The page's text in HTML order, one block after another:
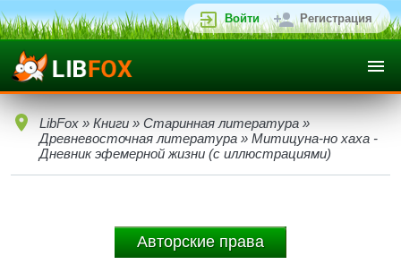
Войти Регистрация
LibFox » Книги » Старинная литература »
Древневосточная литература » Митицуна-но хаха -
Дневник эфемерной жизни (с иллюстрациями)
Авторские права